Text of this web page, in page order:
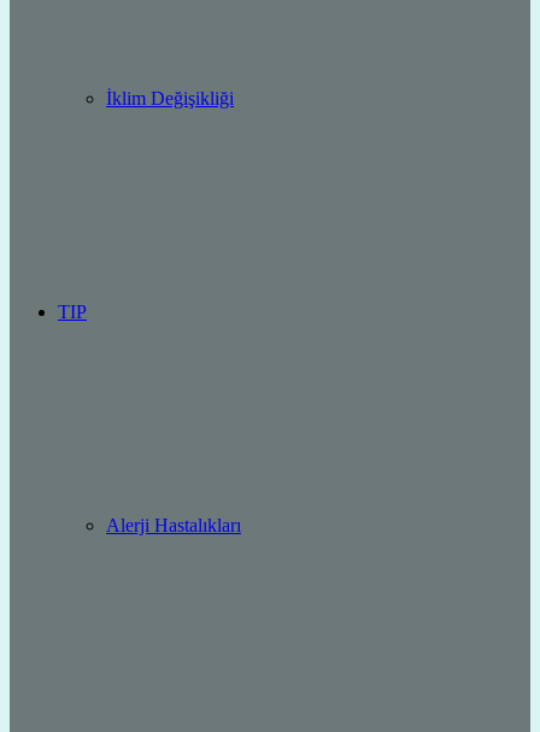
İklim Değişikliği
TIP
Alerji Hastalıkları